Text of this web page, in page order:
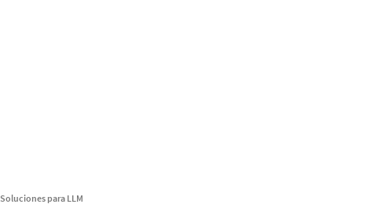
Soluciones para LLM